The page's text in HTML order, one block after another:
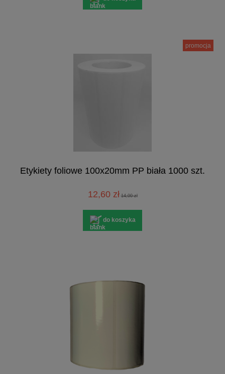
Etykiety foliowe 100x20mm PP biała 1000 szt.
12,60 zł 14,00 zł
do koszyka
promocja